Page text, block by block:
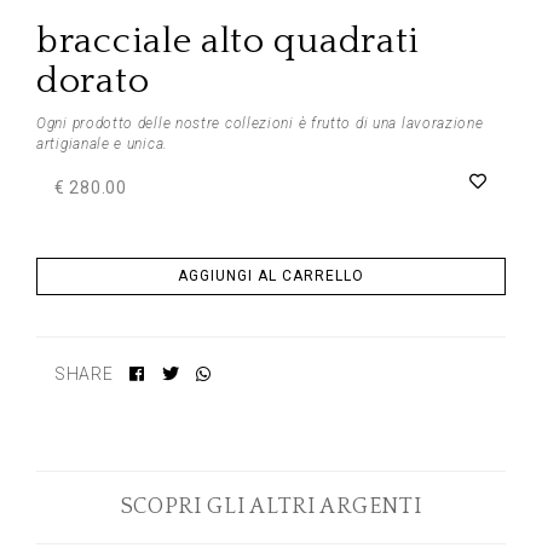
bracciale alto quadrati
dorato
Ogni prodotto delle nostre collezioni è frutto di una lavorazione
artigianale e unica.
€ 280.00
AGGIUNGI AL CARRELLO
SHARE
SCOPRI GLI ALTRI ARGENTI